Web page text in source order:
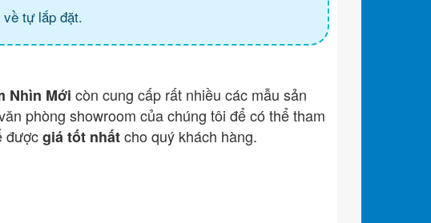
tự lắp đặt.
Nhìn Mới còn cung cấp rất nhiều các mẫu sản
phòng showroom của chúng tôi để có thể tham
đượcgiá tốt nhấtcho quý khách hàng.